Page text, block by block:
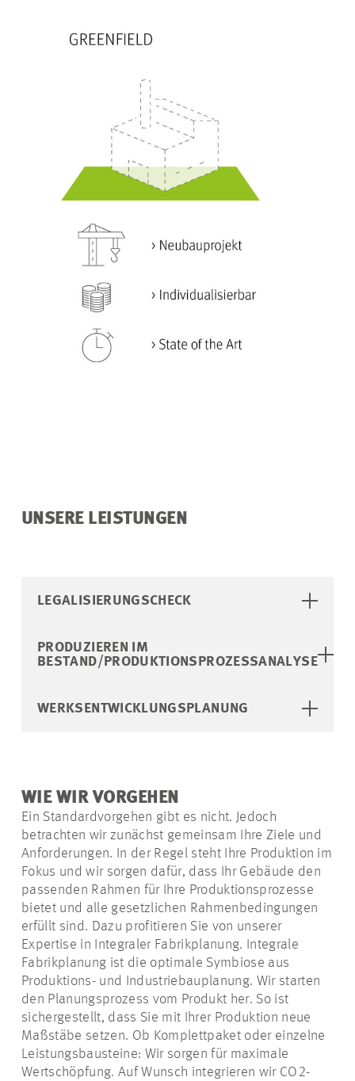
UNSERE LEISTUNGEN
LEGALISIERUNGSCHECK
PRODUZIEREN IM
BESTAND/PRODUKTIONSPROZESSANALYSE
WERKSENTWICKLUNGSPLANUNG
WIE WIR VORGEHEN
Ein Standardvorgehen gibt es nicht. Jedoch
betrachten wir zunächst gemeinsam Ihre Ziele und
Anforderungen. In der Regel steht Ihre Produktion im
Fokus und wir sorgen dafür, dass Ihr Gebäude den
passenden Rahmen für Ihre Produktionsprozesse
bietet und alle gesetzlichen Rahmenbedingungen
erfüllt sind. Dazu profitieren Sie von unserer
Expertise in Integraler Fabrikplanung. Integrale
Fabrikplanung ist die optimale Symbiose aus
Produktions- und Industriebauplanung. Wir starten
den Planungsprozess vom Produkt her. So ist
sichergestellt, dass Sie mit Ihrer Produktion neue
Maßstäbe setzen. Ob Komplettpaket oder einzelne
Leistungsbausteine: Wir sorgen für maximale
Wertschöpfung. Auf Wunsch integrieren wir CO2-